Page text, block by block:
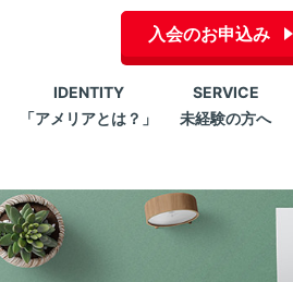
入会のお申込み
IDENTITY
「アメリアとは？」
SERVICE
未経験の方へ